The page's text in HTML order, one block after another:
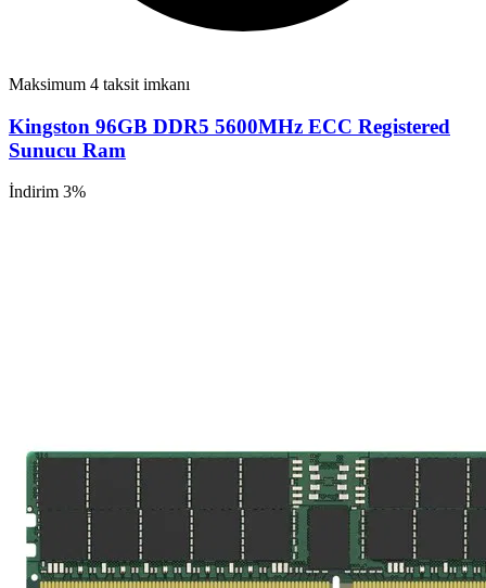
Maksimum 4 taksit imkanı
Kingston 96GB DDR5 5600MHz ECC Registered
Sunucu Ram
İndirim 3%